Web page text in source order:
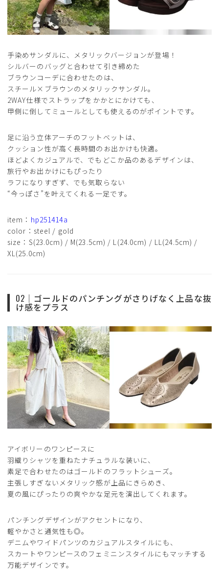
手染めサンダルに、メタリックバージョンが登場！
シルバーのバッグと合わせて引き締めた
ブラウンコーデに合わせたのは、
スチール×ブラウンのメタリックサンダル。
2WAY仕様でストラップをかかとにかけても、
甲側に倒してミュールとしても使えるのがポイントです。
足に沿う立体アーチのフットベットは、
クッション性が高く長時間のお出かけも快適。
ほどよくカジュアルで、でもどこか品のあるデザインは、
旅行やお出かけにもぴったり
ラフになりすぎず、でも気取らない
“今っぽさ”を叶えてくれる一足です。
item： hp251414a
color：steel / gold
size：S(23.0cm) / M(23.5cm) / L(24.0cm) / LL(24.5cm) /
XL(25.0cm)
02｜ゴールドのパンチングがさりげなく上品な抜
け感をプラス
アイボリーのワンピースに
羽織りシャツを重ねたナチュラルな装いに、
素足で合わせたのはゴールドのフラットシューズ。
主張しすぎないメタリック感が上品にきらめき、
夏の風にぴったりの爽やかな足元を演出してくれます。
パンチングデザインがアクセントになり、
軽やかさと通気性も◎。
デニムやワイドパンツのカジュアルスタイルにも、
スカートやワンピースのフェミニンスタイルにもマッチする
万能デザインです。